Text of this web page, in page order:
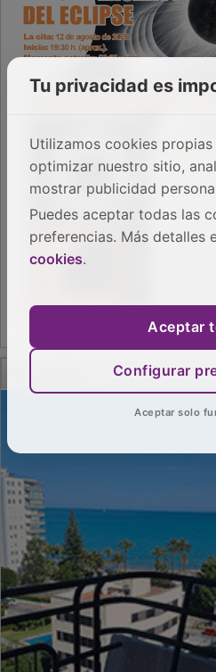
Tu privacidad es
Utilizamos cookies
optimizar nuestro sitio,
mostrar publicidad
Puedes aceptar todas las
preferencias. Más detalles
cookies.
Aceptar
Configurar
Aceptar solo